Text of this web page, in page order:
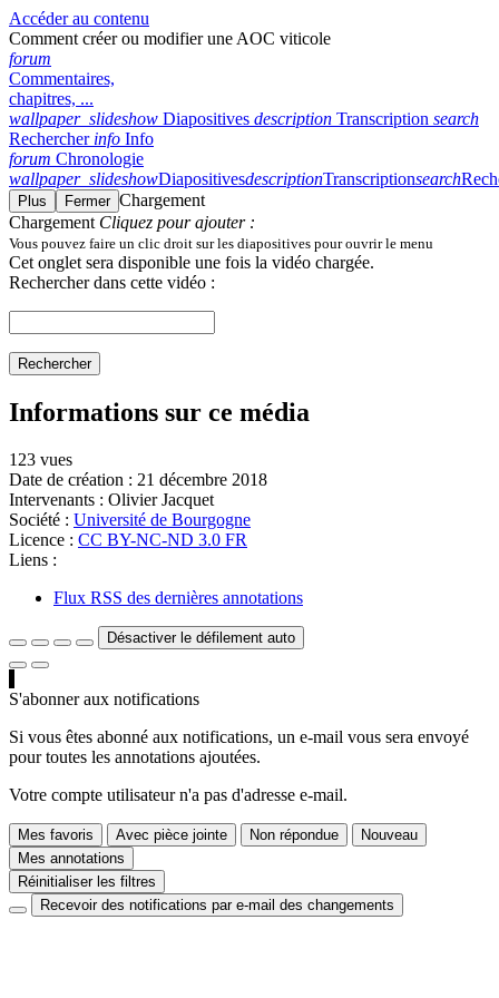
Accéder au contenu
Comment créer ou modifier une AOC viticole
forum
Commentaires,
chapitres, ...
wallpaper_slideshow Diapositives description Transcription search
Rechercher info Info
forum Chronologie
wallpaper_slideshowDiapositivesdescriptionTranscriptionsearch
Plus Fermer Chargement
Chargement Cliquez pour ajouter :
Vous pouvez faire un clic droit sur les diapositives pour ouvrir le menu
Cet onglet sera disponible une fois la vidéo chargée.
Rechercher dans cette vidéo :
Rechercher
Informations sur ce média
123 vues
Date de création : 21 décembre 2018
Intervenants : Olivier Jacquet
Société : Université de Bourgogne
Licence : CC BY-NC-ND 3.0 FR
Liens :
Flux RSS des dernières annotations
Désactiver le défilement auto
S'abonner aux notifications
Si vous êtes abonné aux notifications, un e-mail vous sera envoyé
pour toutes les annotations ajoutées.
Votre compte utilisateur n'a pas d'adresse e-mail.
Mes favoris Avec pièce jointe Non répondue
Nouveau
Mes annotations
Réinitialiser les filtres
Recevoir des notifications par e-mail des changements